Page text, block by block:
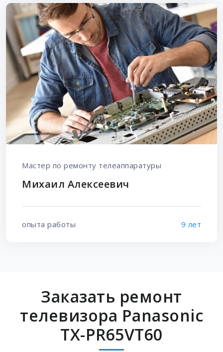
Мастер по ремонту телеаппаратуры
Михаил Алексеевич
опыта работы 9 лет
Заказать ремонт
телевизора Panasonic
TX-PR65VT60